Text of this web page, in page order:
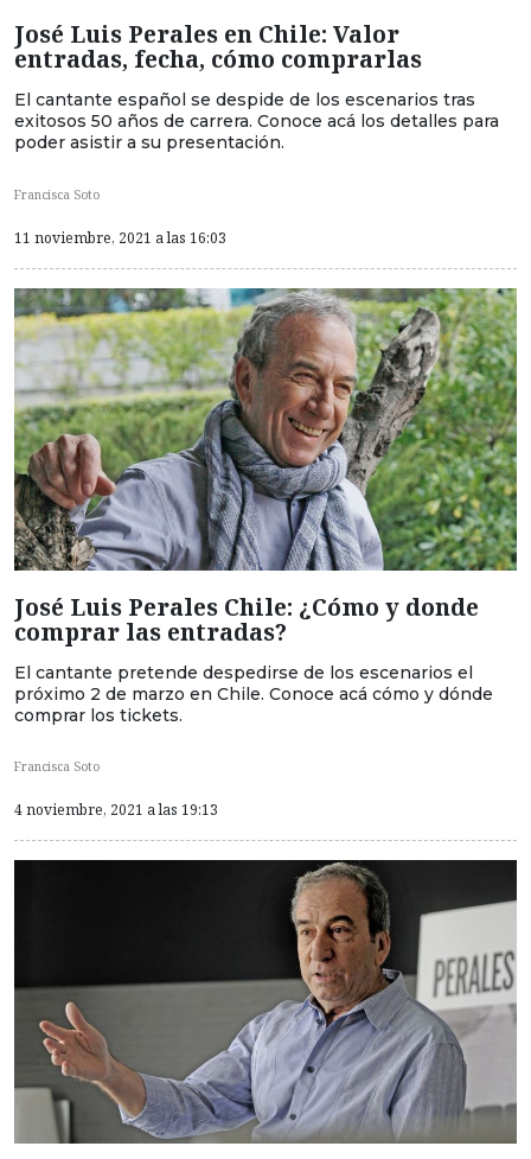
José Luis Perales en Chile: Valor
entradas, fecha, cómo comprarlas
El cantante español se despide de los escenarios tras
exitosos 50 años de carrera. Conoce acá los detalles para
poder asistir a su presentación.
Francisca Soto
11 noviembre, 2021 a las 16:03
José Luis Perales Chile: ¿Cómo y donde
comprar las entradas?
El cantante pretende despedirse de los escenarios el
próximo 2 de marzo en Chile. Conoce acá cómo y dónde
comprar los tickets.
Francisca Soto
4 noviembre, 2021 a las 19:13